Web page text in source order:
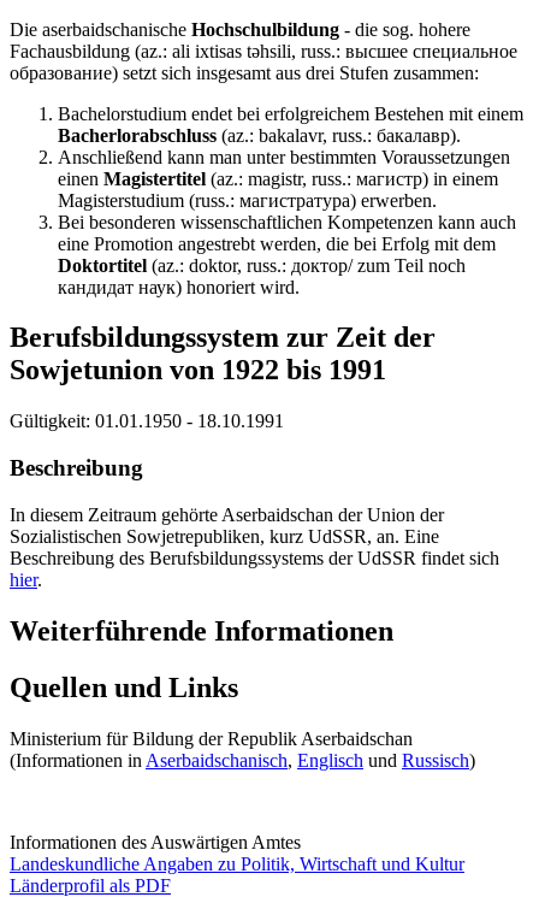
Die aserbaidschanische Hochschulbildung - die sog. hohere
Fachausbildung (az.: ali ixtisas təhsili, russ.: высшее специальное
образование) setzt sich insgesamt aus drei Stufen zusammen:
Bachelorstudium endet bei erfolgreichem Bestehen mit einem
Bacherlorabschluss (az.: bakalavr, russ.: бакалавр).
Anschließend kann man unter bestimmten Voraussetzungen
einen Magistertitel (az.: magistr, russ.: магистр) in einem
Magisterstudium (russ.: магистратура) erwerben.
Bei besonderen wissenschaftlichen Kompetenzen kann auch
einе Promotion angestrebt werden, die bei Erfolg mit dem
Doktortitel (az.: doktor, russ.: доктор/ zum Teil noch
кандидат наук) honoriert wird.
Berufsbildungssystem zur Zeit der
Sowjetunion von 1922 bis 1991
Gültigkeit: 01.01.1950 - 18.10.1991
Beschreibung
In diesem Zeitraum gehörte Aserbaidschan der Union der
Sozialistischen Sowjetrepubliken, kurz UdSSR, an. Eine
Beschreibung des Berufsbildungssystems der UdSSR findet sich
hier.
Weiterführende Informationen
Quellen und Links
Ministerium für Bildung der Republik Aserbaidschan
(Informationen in Aserbaidschanisch, Englisch und Russisch)
Informationen des Auswärtigen Amtes
Landeskundliche Angaben zu Politik, Wirtschaft und Kultur
Länderprofil als PDF